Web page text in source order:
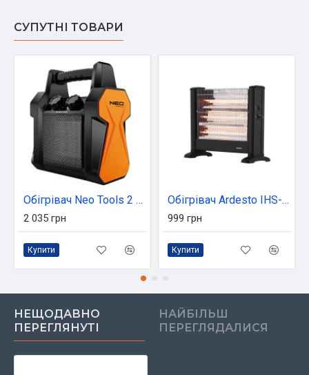
СУПУТНІ ТОВАРИ
Обігрівач Neo Tools 2 кВт, PTC (90-060)
2 035 грн
Купити
Обігрівач Ardesto IHS-1650
999 грн
Купити
НЕЩОДАВНО
ПЕРЕГЛЯНУТІ
НАЙБІЛЬШ
ПЕРЕГЛЯДАЛИСЯ